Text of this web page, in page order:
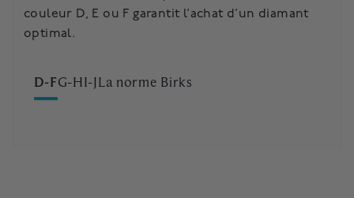
couleur D, E ou F garantit l’achat d’un diamant
optimal.
pour une bague de fiançailles.
D-FG-HI-JLa norme Birks